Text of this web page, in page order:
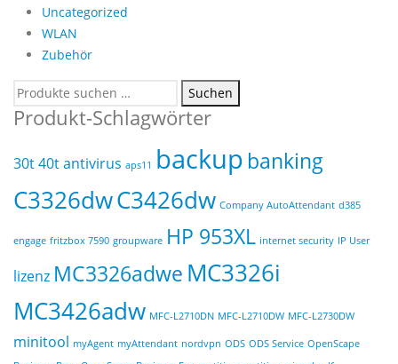
Uncategorized
WLAN
Zubehör
Suchen
nach:
Suchen
Produkt-Schlagwörter
30t40tantivirus aps11 backup banking
C3326dwC3426dw Company AutoAttendant d385
engage fritzbox 7590 groupware HP 953XL internet security IP User
lizenz MC3326adwe MC3326i
MC3426adw MFC-L2710DN MFC-L2710DW MFC-L2730DW
minitool myAgent myAttendant nordvpn ODS ODS Service OpenScape